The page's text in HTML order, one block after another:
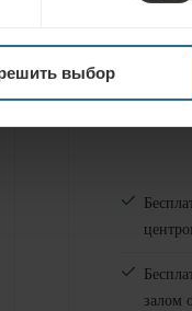
выбор
залом